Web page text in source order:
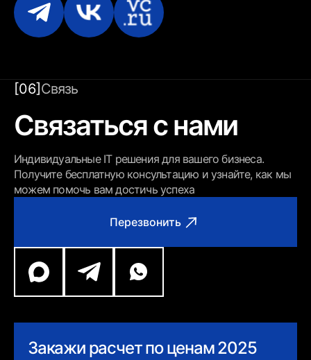
Перезвонить
[06]Связь
Связаться с нами
Индивидуальные IT решения для вашего бизнеса.
Получите бесплатную консультацию и узнайте, как мы
можем помочь вам достичь успеха
Закажи расчет по ценам 2025